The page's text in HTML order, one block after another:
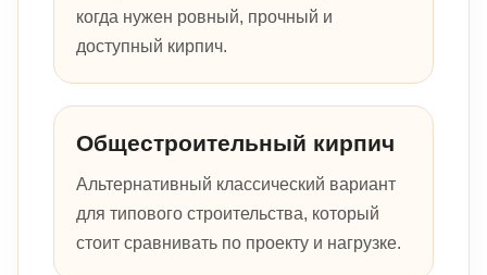
когда нужен ровный, прочный и
доступный кирпич.
Общестроительный кирпич
Альтернативный классический вариант
для типового строительства, который
стоит сравнивать по проекту и нагрузке.